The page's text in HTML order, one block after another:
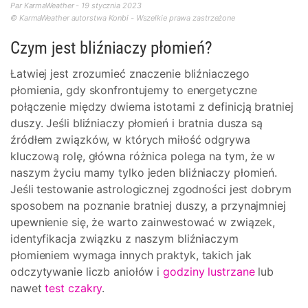
Par KarmaWeather - 19 stycznia 2023
© KarmaWeather autorstwa Konbi - Wszelkie prawa zastrzeżone
Czym jest bliźniaczy płomień?
Łatwiej jest zrozumieć znaczenie bliźniaczego
płomienia, gdy skonfrontujemy to energetyczne
połączenie między dwiema istotami z definicją bratniej
duszy. Jeśli bliźniaczy płomień i bratnia dusza są
źródłem związków, w których miłość odgrywa
kluczową rolę, główna różnica polega na tym, że w
naszym życiu mamy tylko jeden bliźniaczy płomień.
Jeśli testowanie astrologicznej zgodności jest dobrym
sposobem na poznanie bratniej duszy, a przynajmniej
upewnienie się, że warto zainwestować w związek,
identyfikacja związku z naszym bliźniaczym
płomieniem wymaga innych praktyk, takich jak
odczytywanie liczb aniołów igodziny lustrzanelub
nawettest czakry.